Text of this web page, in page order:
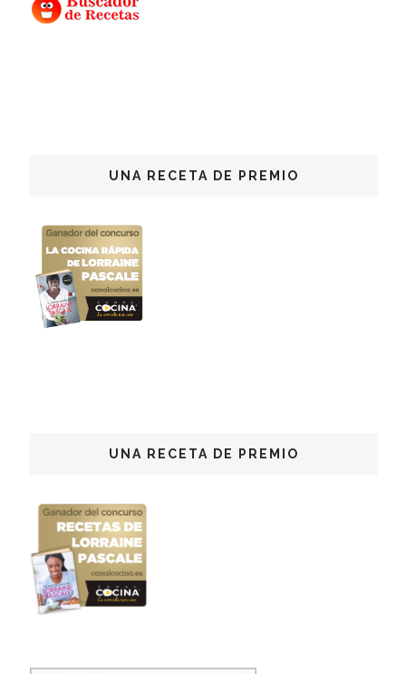
UNA RECETA DE PREMIO
UNA RECETA DE PREMIO